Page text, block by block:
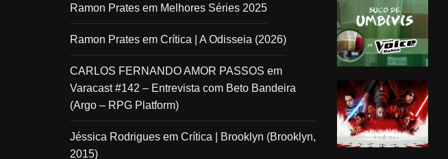
Ramon Prates em Melhores Séries 2025
Ramon Prates em Crítica | A Odisseia (2026)
CARLOS FERNANDO AMOR PASSOS em
Varacast #142 – Entrevista com Beto Bandeira
(Argo – RPG Platform)
Jéssica Rodrigues em Crítica | Brooklyn (Brooklyn,
2015)